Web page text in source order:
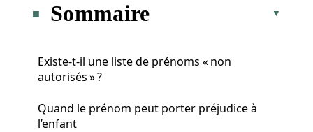
Sommaire
Existe-t-il une liste de prénoms « non
autorisés » ?
Quand le prénom peut porter préjudice à
l’enfant